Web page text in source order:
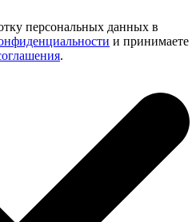
персональных данных в
и принимаете
.